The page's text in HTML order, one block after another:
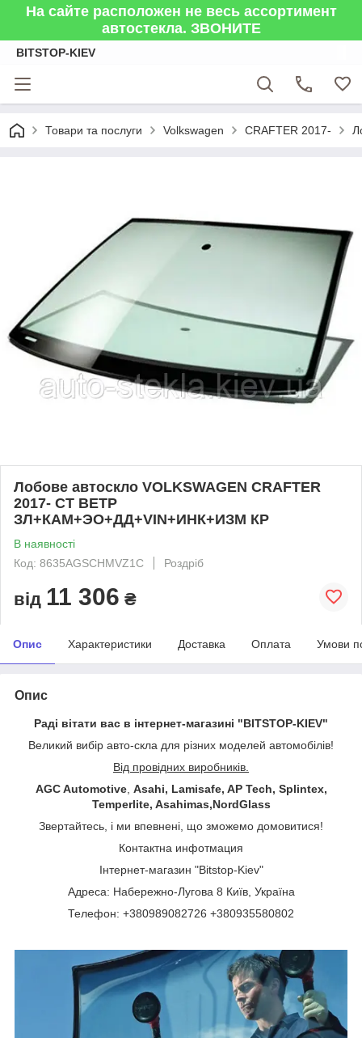
На сайте расположен не весь ассортимент
автостекла. ЗВОНИТЕ
BITSTOP-KIEV
Товари та послуги Volkswagen CRAFTER 2017-
Лобове автоскло VOLKSWAGEN CRAFTER
2017- СТ ВЕТР
ЗЛ+КАМ+ЭО+ДД+VIN+ИНК+ИЗМ КР
В наявності
Код: 8635AGSCHMVZ1C
Роздріб
від 11 306 ₴
Опис Характеристики Доставка Оплата Умови
Опис
Раді вітати вас в інтернет-магазині "BITSTOP-KIEV"
Великий вибір авто-скла для різних моделей автомобілів!
Від провідних виробників.
AGC Automotive, Asahi, Lamisafe, AP Tech, Splintex,
Temperlite, Asahimas,NordGlass
Звертайтесь, і ми впевнені, що зможемо домовитися!
Контактна инфотмация
Інтернет-магазин "Bitstop-Kiev"
Адреса: Набережно-Лугова 8 Київ, Україна
Телефон: +380989082726 +380935580802